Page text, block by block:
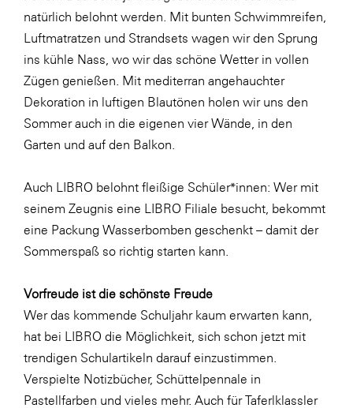
Fressnapf
FRoSTA
FV Energierohstoff & Kraftstoff
Gardena
GBV - Verband gemeinnütziger
Bauvereinigungen
Getzner Werkstoffe
ikp
JELD-WEN DANA
kosaplaner
natürlich belohnt werden. Mit bunten Schwimmreifen,
Luftmatratzen und Strandsets wagen wir den Sprung
ins kühle Nass, wo wir das schöne Wetter in vollen
Zügen genießen. Mit mediterran angehauchter
Dekoration in luftigen Blautönen holen wir uns den
Sommer auch in die eigenen vier Wände, in den
Garten und auf den Balkon.
Auch LIBRO belohnt fleißige Schüler*innen: Wer mit
seinem Zeugnis eine LIBRO Filiale besucht, bekommt
eine Packung Wasserbomben geschenkt – damit der
Sommerspaß so richtig starten kann.
Vorfreude ist die schönste Freude
Wer das kommende Schuljahr kaum erwarten kann,
hat bei LIBRO die Möglichkeit, sich schon jetzt mit
trendigen Schulartikeln darauf einzustimmen.
Verspielte Notizbücher, Schüttelpennale in
Pastellfarben und vieles mehr. Auch für Taferlklassler